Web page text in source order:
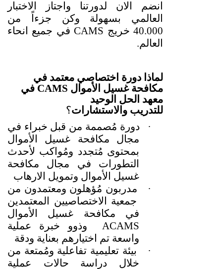
انضم الان لدورتنا واجتاز الاختبار
العالمي بسهولة وكن جزءاً من
40.000 خريج
CAMSفي جميع انحاء
العالم.
لماذا دورة اختصاصي معتمد في
مكافحة غسيل الأموال CAMS في
معهد الحل الوحيد
للتدريب والاستشارات؟
·
دورة مُصممة من قبل خبراء في
مجال مكافحة غسيل الأموال
بمحتوى مُتجدد ومُواكب لأحدث
التطورات في مجال مكافحة
غسيل الأموال وتمويل الارهاب
·
مدربون مُؤهلون ومعتمدون من
جمعية الاختصاصيين المعتمدين
في مكافحة غسيل الأموال
ACAMS وذوو خبرة عملية
واسعة تم اختيارهم بعناية ودقة
·
بيئة تعليمية تفاعلية ومُمتعة من
خلال دراسة حالات عملية